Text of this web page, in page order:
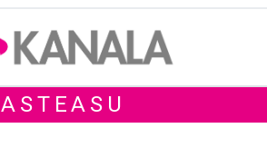
ASTEASU